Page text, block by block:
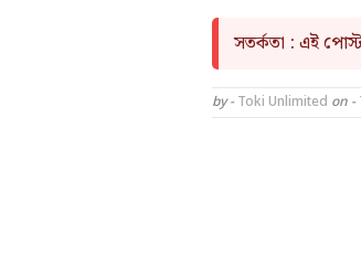
সতর্কতা : এই
by - Toki Unlimited on -